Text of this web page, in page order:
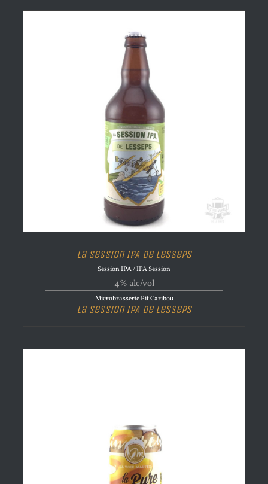
La Session IPA de Lesseps
Session IPA / IPA Session
4% alc/vol
Microbrasserie Pit Caribou
La Session IPA de Lesseps